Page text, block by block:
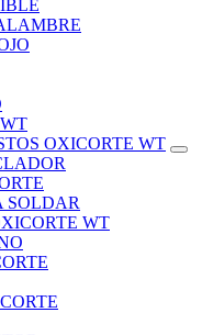
OXICORTE WT
SOLDAR
WT